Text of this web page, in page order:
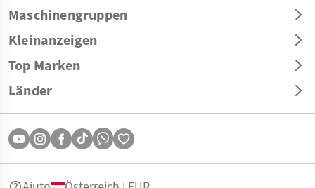
Maschinengruppen
Kleinanzeigen
Top Marken
Länder